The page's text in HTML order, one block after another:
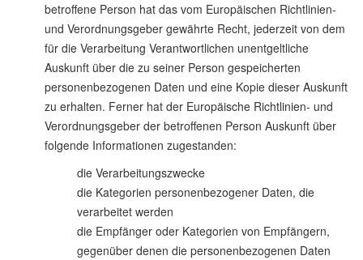
betroffene Person hat das vom Europäischen Richtlinien-
und Verordnungsgeber gewährte Recht, jederzeit von dem
für die Verarbeitung Verantwortlichen unentgeltliche
Auskunft über die zu seiner Person gespeicherten
personenbezogenen Daten und eine Kopie dieser Auskunft
zu erhalten. Ferner hat der Europäische Richtlinien- und
Verordnungsgeber der betroffenen Person Auskunft über
folgende Informationen zugestanden:
die Verarbeitungszwecke
die Kategorien personenbezogener Daten, die
verarbeitet werden
die Empfänger oder Kategorien von Empfängern,
gegenüber denen die personenbezogenen Daten